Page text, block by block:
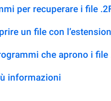
per recuperare i file
un file con
che aprono i file
informazioni